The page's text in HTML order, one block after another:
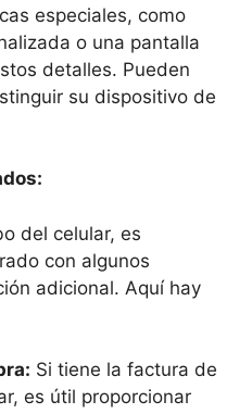
especiales, como
o una pantalla
detalles. Pueden
su dispositivo de
del celular, es
⁣con algunos
adicional. ⁤Aquí hay‌
Si tiene la factura‌ de
es útil proporcionar